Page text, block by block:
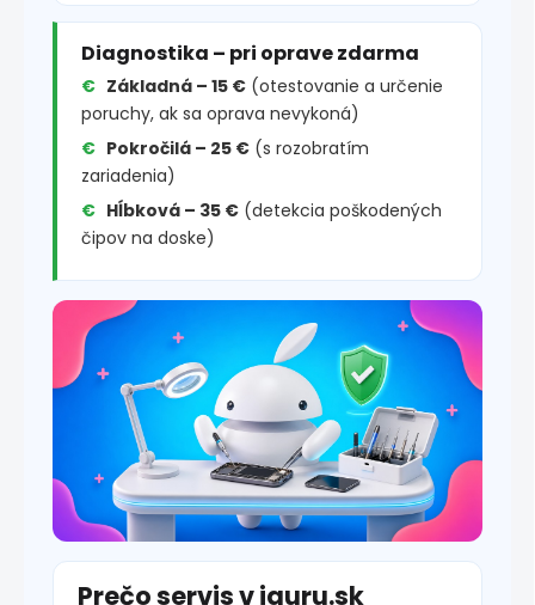
Diagnostika – pri oprave zdarma
Základná – 15 € (otestovanie a určenie
poruchy, ak sa oprava nevykoná)
Pokročilá – 25 € (s rozobratím
zariadenia)
Hĺbková – 35 € (detekcia poškodených
čipov na doske)
Prečo servis v iguru.sk